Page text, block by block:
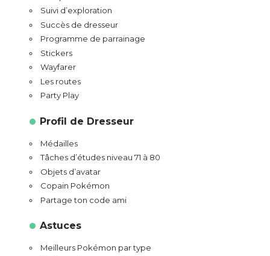
Suivi d’exploration
Succès de dresseur
Programme de parrainage
Stickers
Wayfarer
Les routes
Party Play
Profil de Dresseur
Médailles
Tâches d’études niveau 71 à 80
Objets d’avatar
Copain Pokémon
Partage ton code ami
Astuces
Meilleurs Pokémon par type